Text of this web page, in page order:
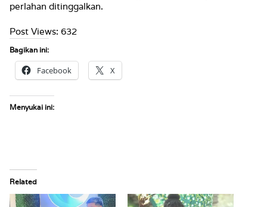
perlahan ditinggalkan.
Post Views: 632
Bagikan ini:
Facebook X
Menyukai ini:
Related